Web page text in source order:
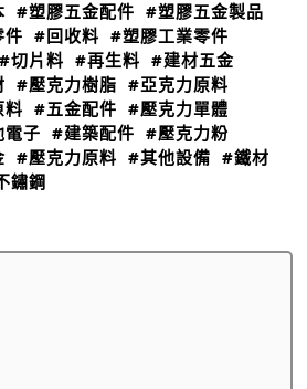
#塑膠五金配件 #塑膠五金製品
件 #回收料 #塑膠工業零件
#切片料 #再生料 #建材五金
#壓克力樹脂 #亞克力原料
料 #五金配件 #壓克力單體
子 #建築配件 #壓克力粉
#壓克力原料 #其他設備 #鐵材
鏽鋼